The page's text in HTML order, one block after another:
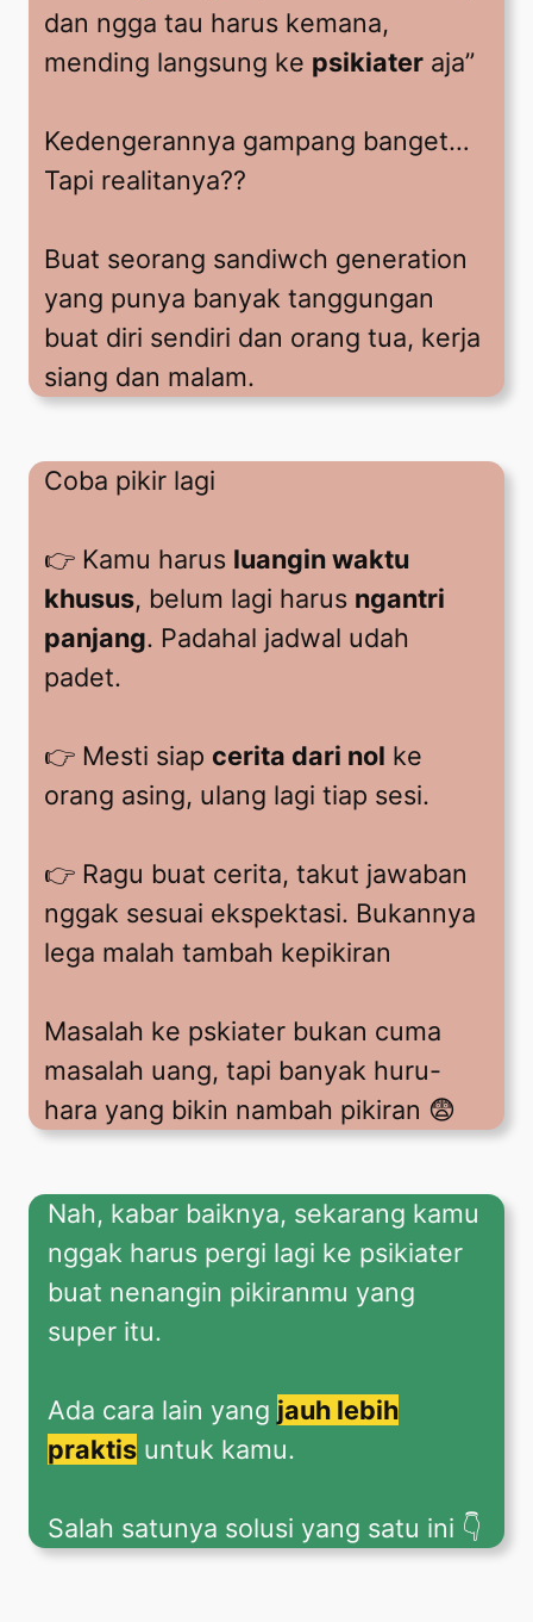
dan ngga tau harus kemana,
mending langsung ke psikiater aja”
Kedengerannya gampang banget…
Tapi realitanya??
Buat seorang sandiwch generation
yang punya banyak tanggungan
buat diri sendiri dan orang tua, kerja
siang dan malam.
Coba pikir lagi
👉 Kamu harus luangin waktu
khusus, belum lagi harus ngantri
panjang. Padahal jadwal udah
padet.
👉 Mesti siapcerita dari nol ke
orang asing, ulang lagi tiap sesi.
👉 Ragu buat cerita, takut jawaban
nggak sesuai ekspektasi. Bukannya
lega malah tambah kepikiran
Masalah ke pskiater bukan cuma
masalah uang, tapi banyak huru-
hara yang bikin nambah pikiran 😨
Nah, kabar baiknya, sekarang kamu
nggak harus pergi lagi ke psikiater
buat nenangin pikiranmu yang
super itu.
Ada cara lain yang jauh lebih
praktis untuk kamu.
Salah satunya solusi yang satu ini 👇